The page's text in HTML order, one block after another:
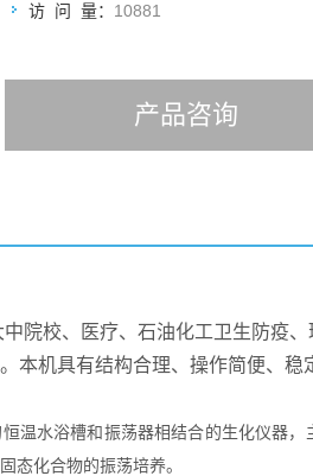
访 问 量： 10881
产品咨询
院校、医疗、石油化工卫生防疫
本机具有结构合理、操作简便、
温水浴槽和振荡器相结合的生化仪器
态化合物的振荡培养。